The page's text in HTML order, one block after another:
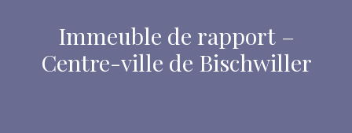
Immeuble de rapport –
Centre-ville de Bischwiller